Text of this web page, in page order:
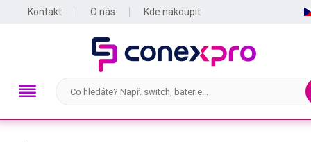
Kontakt O nás Kde nakoupit